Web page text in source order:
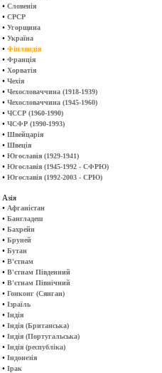
• Словенія
• СРСР
• Угорщина
• Україна
• Фінляндія
• Франція
• Хорватія
• Чехія
• Чехословаччина (1918-1939)
• Чехословаччина (1945-1960)
• ЧССР (1960-1990)
• ЧСФР (1990-1993)
• Швейцарія
• Швеція
• Югославія (1929-1941)
• Югославія (1945-1992 - СФРЮ)
• Югославія (1992-2003 - СРЮ)
Азія
• Афганістан
• Бангладеш
• Бахрейн
• Бруней
• Бутан
• В'єтнам
• В'єтнам Південний
• В'єтнам Північний
• Гонконг (Сянган)
• Ізраїль
• Індія
• Індія (Британська)
• Індія (Португальська)
• Індія (республіка)
• Індонезія
• Ірак